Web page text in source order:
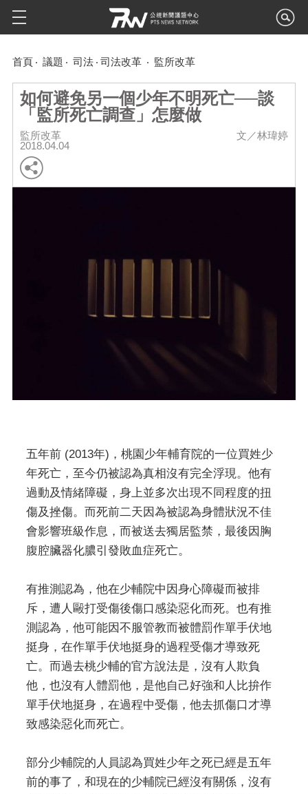
首頁 議題 司法 司法改革 監所改革
如何避免另一個少年不明死亡──談
「監所死亡調查」怎麼做
監所改革
2018.04.04
文／林瑋婷
五年前 (2013年)，桃園少年輔育院的一位買姓少
年死亡，至今仍被認為真相沒有完全浮現。他有
過動及情緒障礙，身上並多次出現不同程度的扭
傷及挫傷。而死前二天因為被認為身體狀況不佳
會影響班級作息，而被送去獨居監禁，最後因胸
腹腔臟器化膿引發敗血症死亡。
有推測認為，他在少輔院中因身心障礙而被排
斥，遭人毆打受傷後傷口感染惡化而死。也有推
測認為，他可能因不服管教而被體罰作單手伏地
挺身，在作單手伏地挺身的過程受傷才導致死
亡。而過去桃少輔的官方說法是，沒有人欺負
他，也沒有人體罰他，是他自己好強和人比拚作
單手伏地挺身，在過程中受傷，他去抓傷口才導
致感染惡化而死亡。
部分少輔院的人員認為買姓少年之死已經是五年
前的事了，和現在的少輔院已經沒有關係，沒有